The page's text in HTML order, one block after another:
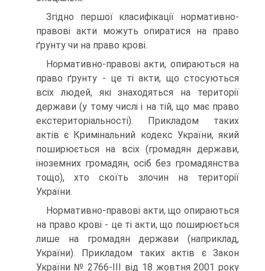
Згідно першої класифікації нормативно-
правові акти можуть опиратися на право
ґрунту чи на право крові.
Нормативно-правові акти, опираються на
право ґрунту - це ті акти, що стосуються
всіх людей, які знаходяться на території
держави (у тому числі і на тій, що має право
екстериторіальності). Прикладом таких
актів є Кримінальний кодекс України, який
поширюється на всіх (громадян держави,
іноземних громадян, осіб без громадянства
тощо), хто скоїть злочин на території
України.
Нормативно-правові акти, що опираються
на право крові - це ті акти, що поширюється
лише на громадян держави (наприклад,
України). Прикладом таких актів є Закон
України № 2766-ІІІ від 18 жовтня 2001 року